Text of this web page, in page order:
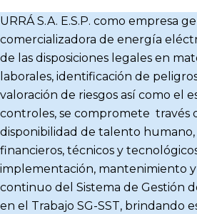
URRÁ S.A. E.S.P. como empresa
comercializadora de energía
de las disposiciones legales en
laborales, identificación de
valoración de riesgos así como el
controles, se compromete través
disponibilidad de talento humano,
financieros, técnicos y
implementación, mantenimiento
continuo del Sistema de Gestión
en el Trabajo SG-SST, brindando